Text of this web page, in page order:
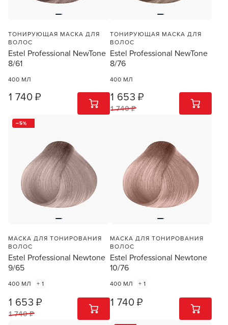
ТОНИРУЮЩАЯ МАСКА ДЛЯ
ВОЛОС
Estel Professional NewTone
8/61
400 МЛ
1 740 ₽ 1 ШТ
ТОНИРУЮЩАЯ МАСКА ДЛЯ
ВОЛОС
Estel Professional NewTone
8/76
400 МЛ
1 653 ₽
1 740 ₽
1 ШТ
5
МАСКА ДЛЯ ТОНИРОВАНИЯ
ВОЛОС
Estel Professional Newtone
9/65
400 МЛ + 1
1 653 ₽
1 740 ₽
1 ШТ
МАСКА ДЛЯ ТОНИРОВАНИЯ
ВОЛОС
Estel Professional Newtone
10/76
400 МЛ + 1
1 740 ₽ 1 ШТ